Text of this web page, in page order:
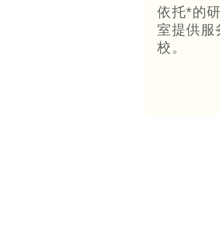
依托*的
室提供服
校。